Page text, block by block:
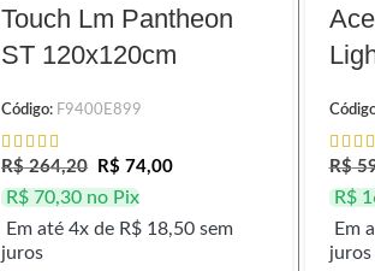
Touch Lm Pantheon
ST 120x120cm
Código: F9400E899
R$264,20 R$ 74,00
Em até 4x de R$ 18,50 sem
juros
R$ 70,30 no Pix
R$
Em
juros
R$